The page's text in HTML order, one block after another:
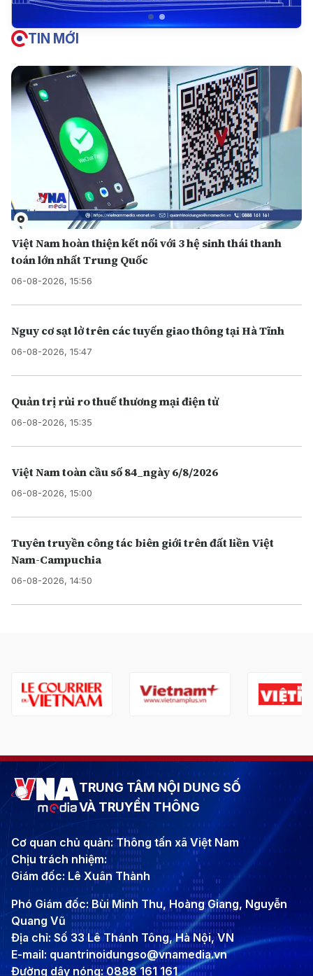
TIN MỚI
Việt Nam hoàn thiện kết nối với 3 hệ sinh thái thanh
toán lớn nhất Trung Quốc
06-08-2026, 15:56
Nguy cơ sạt lở trên các tuyến giao thông tại Hà Tĩnh
06-08-2026, 15:47
Quản trị rủi ro thuế thương mại điện tử
06-08-2026, 15:35
Việt Nam toàn cầu số 84_ngày 6/8/2026
06-08-2026, 15:00
Tuyên truyền công tác biên giới trên đất liền Việt
Nam-Campuchia
06-08-2026, 14:50
TRUNG TÂM NỘI DUNG SỐ
VÀ TRUYỀN THÔNG
Cơ quan chủ quản: Thông tấn xã Việt Nam
Chịu trách nhiệm:
Giám đốc: Lê Xuân Thành
Phó Giám đốc: Bùi Minh Thu, Hoàng Giang, Nguyễn
Quang Vũ
Địa chỉ: Số 33 Lê Thánh Tông, Hà Nội, VN
E-mail: quantrinoidungso@vnamedia.vn
Đường dây nóng: 0888 161 161